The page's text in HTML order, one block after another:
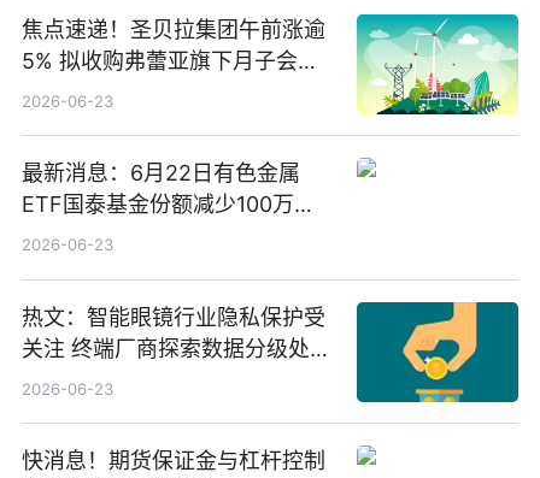
焦点速递！圣贝拉集团午前涨逾
5% 拟收购弗蕾亚旗下月子会所
业务少数股权
2026-06-23
最新消息：6月22日有色金属
ETF国泰基金份额减少100万
份，重仓股紫金矿业、洛阳钼
2026-06-23
热文：智能眼镜行业隐私保护受
关注 终端厂商探索数据分级处理
等方案
2026-06-23
快消息！期货保证金与杠杆控制